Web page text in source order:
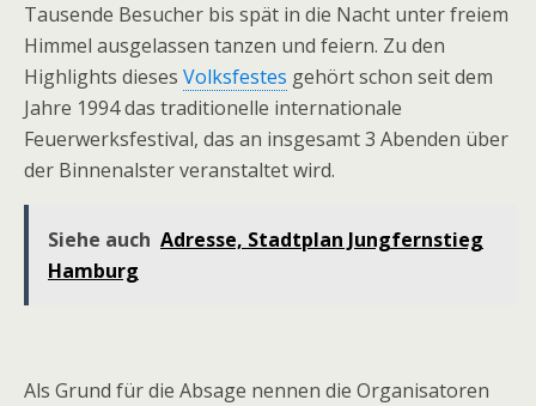
Tausende Besucher bis spät in die Nacht unter freiem
Himmel ausgelassen tanzen und feiern. Zu den
Highlights dieses Volksfestes gehört schon seit dem
Jahre 1994 das traditionelle internationale
Feuerwerksfestival, das an insgesamt 3 Abenden über
der Binnenalster veranstaltet wird.
Siehe auch Adresse, Stadtplan Jungfernstieg
Hamburg
Als Grund für die Absage nennen die Organisatoren